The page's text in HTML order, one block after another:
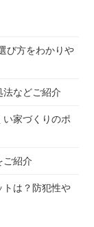
び方をわかりや
法などご紹介
家づくりのポ
ご紹介
トは？防犯性や